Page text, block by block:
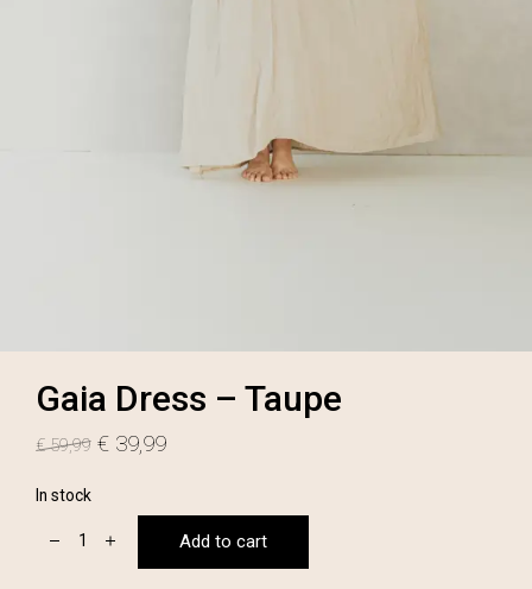
Gaia Dress – Taupe
€59,99 Original
was:
€ 39,99Current
is:
€ 39,99.
In stock
Dress
Add to cart